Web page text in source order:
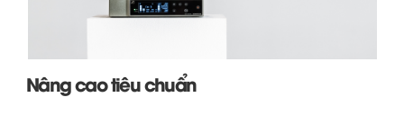
Nâng cao tiêu chuẩn